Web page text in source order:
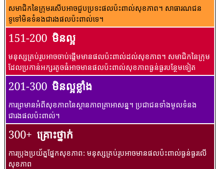
សមាជិកនៃក្រុមរសើបអាចជួបប្រទះផលប៉ះពាល់សុខភាព។ សាធារណជន​
ទូទៅ​មិន​ទំនង​ជា​រង​ផល​ប៉ះពាល់​ទេ។
151-200 មិនល្អ
មនុស្សគ្រប់រូបអាចចាប់ផ្តើមមានផលប៉ះពាល់ដល់សុខភាព។ សមាជិកនៃក្រុម
ដែលប្រកាន់អក្សរតូចធំអាចមានផលប៉ះពាល់សុខភាពធ្ងន់ធ្ងរបន្ថែមទៀត
201-300 មិនល្អខ្លាំង
ការព្រមានអំពីសុខភាពនៃស្ថានភាពគ្រាអាសន្ន។ ប្រជាជនទាំងមូលទំនង
ជារងផលប៉ះពាល់។
300+ គ្រោះថ្នាក់
ការប្រុងប្រយ័ត្នផ្នែកសុខភាព: មនុស្សគ្រប់រូបអាចមានផលប៉ះពាល់ធ្ងន់ធ្ងរលើ
សុខភាព